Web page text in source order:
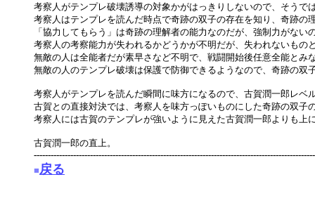
考察人がテンプレ破壊誘導の対象かがはっきりしないので、そうで
考察人はテンプレを読んだ時点で奇跡の双子の存在を知り、奇跡の
「協力してもらう」は奇跡の理解者の能力なのだが、強制力がない
考察人の考察能力が失われるかどうかが不明だが、失われないものと
無敵の人は全能者だが素早さなど不明で、戦闘開始後任意全能とみ
無敵の人のテンプレ破壊は保護で防御できるようなので、奇跡の双
考察人がテンプレを読んだ瞬間に味方になるので、古賀潤一郎レベル
古賀との直接対決では、考察人を味方っぽいものにした奇跡の双子の
考察人には古賀のテンプレが強いように見えた古賀潤一郎よりも上
古賀潤一郎の直上。
■戻る